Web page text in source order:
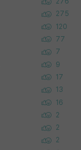
275
120
77
7
9
17
13
16
2
2
2